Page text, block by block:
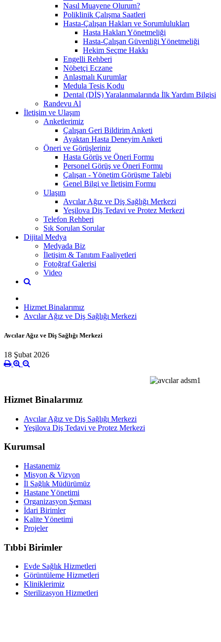
Nasıl Muayene Olurum?
Poliklinik Çalışma Saatleri
Hasta-Çalışan Hakları ve Sorumlulukları
Hasta Hakları Yönetmeliği
Hasta-Çalışan Güvenliği Yönetmeliği
Hekim Seçme Hakkı
Engelli Rehberi
Nöbetçi Eczane
Anlaşmalı Kurumlar
Medula Tesis Kodu
Dental (DİŞ) Yaralanmalarında İlk Yardım Bilgisi
Randevu Al
İletişim ve Ulaşım
Anketlerimiz
Çalışan Geri Bildirim Anketi
Ayaktan Hasta Deneyim Anketi
Öneri ve Görüşleriniz
Hasta Görüş ve Öneri Formu
Personel Görüş ve Öneri Formu
Çalışan - Yönetim Görüşme Talebi
Genel Bilgi ve İletişim Formu
Ulaşım
Avcılar Ağız ve Diş Sağlığı Merkezi
Yeşilova Diş Tedavi ve Protez Merkezi
Telefon Rehberi
Sık Sorulan Sorular
Dijital Medya
Medyada Biz
İletişim & Tanıtım Faaliyetleri
Fotoğraf Galerisi
Video
Hizmet Binalarımız
Avcılar Ağız ve Diş Sağlığı Merkezi
Avcılar Ağız ve Diş Sağlığı Merkezi
18 Şubat 2026
Hizmet Binalarımız
Avcılar Ağız ve Diş Sağlığı Merkezi
Yeşilova Diş Tedavi ve Protez Merkezi
Kurumsal
Hastanemiz
Misyon & Vizyon
İl Sağlık Müdürümüz
Hastane Yönetimi
Organizasyon Şeması
İdari Birimler
Kalite Yönetimi
Projeler
Tıbbi Birimler
Evde Sağlık Hizmetleri
Görüntüleme Hizmetleri
Kliniklerimiz
Sterilizasyon Hizmetleri